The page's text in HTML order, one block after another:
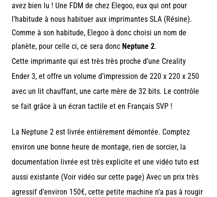
avez bien lu ! Une FDM de chez Elegoo, eux qui ont pour
l’habitude à nous habituer aux imprimantes SLA (Résine).
Comme à son habitude, Elegoo à donc choisi un nom de
planète, pour celle ci, ce sera donc Neptune 2.
Cette imprimante qui est très très proche d’une Creality
Ender 3, et offre un volume d’impression de 220 x 220 x 250
avec un lit chauffant, une carte mère de 32 bits. Le contrôle
se fait grâce à un écran tactile et en Français SVP !
La Neptune 2 est livrée entièrement démontée. Comptez
environ une bonne heure de montage, rien de sorcier, la
documentation livrée est très explicite et une vidéo tuto est
aussi existante (Voir vidéo sur cette page) Avec un prix très
agressif d’environ 150€, cette petite machine n’a pas à rougir